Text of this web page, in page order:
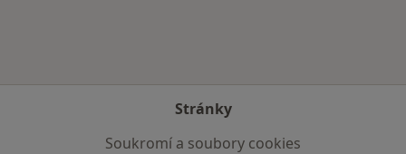
Stránky
Soukromí a soubory cookies